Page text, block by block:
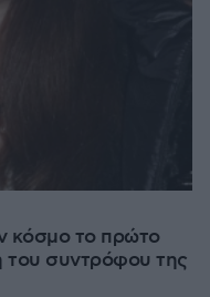
κόσμο το πρώτο
του συντρόφου της